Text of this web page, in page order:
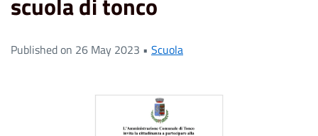
Published on 26 May 2023 • Scuola